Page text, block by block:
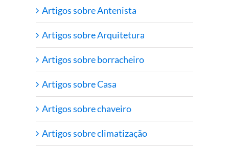
Artigos sobre Antenista
Artigos sobre Arquitetura
Artigos sobre borracheiro
Artigos sobre Casa
Artigos sobre chaveiro
Artigos sobre climatização